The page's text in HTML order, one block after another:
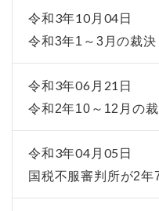
令和3年10月04日
令和3年1～3月の裁
令和3年06月21日
令和2年10～12月の
令和3年04月05日
国税不服審判所が2